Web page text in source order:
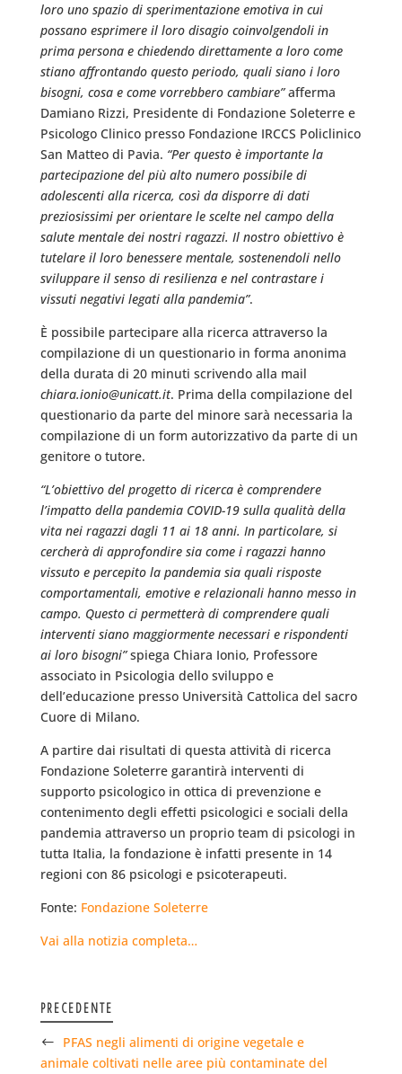
loro uno spazio di sperimentazione emotiva in cui
possano esprimere il loro disagio coinvolgendoli in
prima persona e chiedendo direttamente a loro come
stiano affrontando questo periodo, quali siano i loro
bisogni, cosa e come vorrebbero cambiare”afferma
Damiano Rizzi, Presidente di Fondazione Soleterre e
Psicologo Clinico presso Fondazione IRCCS Policlinico
San Matteo di Pavia. “Per questo è importante la
partecipazione del più alto numero possibile di
adolescenti alla ricerca, così da disporre di dati
preziosissimi per orientare le scelte nel campo della
salute mentale dei nostri ragazzi. Il nostro obiettivo è
tutelare il loro benessere mentale, sostenendoli nello
sviluppare il senso di resilienza e nel contrastare i
vissuti negativi legati alla pandemia”.
È possibile partecipare alla ricerca attraverso la
compilazione di un questionario in forma anonima
della durata di 20 minuti scrivendo alla mail
chiara.ionio@unicatt.it. Prima della compilazione del
questionario da parte del minore sarà necessaria la
compilazione di un form autorizzativo da parte di un
genitore o tutore.
“L’obiettivo del progetto di ricerca è comprendere
l’impatto della pandemia COVID-19 sulla qualità della
vita nei ragazzi dagli 11 ai 18 anni. In particolare, si
cercherà di approfondire sia come i ragazzi hanno
vissuto e percepito la pandemia sia quali risposte
comportamentali, emotive e relazionali hanno messo in
campo. Questo ci permetterà di comprendere quali
interventi siano maggiormente necessari e rispondenti
ai loro bisogni”spiega Chiara Ionio, Professore
associato in Psicologia dello sviluppo e
dell’educazione presso Università Cattolica del sacro
Cuore di Milano.
A partire dai risultati di questa attività di ricerca
Fondazione Soleterre garantirà interventi di
supporto psicologico in ottica di prevenzione e
contenimento degli effetti psicologici e sociali della
pandemia attraverso un proprio team di psicologi in
tutta Italia, la fondazione è infatti presente in 14
regioni con 86 psicologi e psicoterapeuti.
Fonte: Fondazione Soleterre
Vai alla notizia completa…
PRECEDENTE
PFAS negli alimenti di origine vegetale e
animale coltivati nelle aree più contaminate del